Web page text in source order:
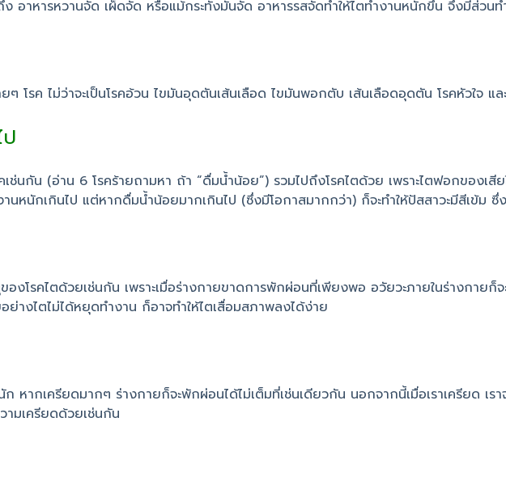
อาหารหวานจัด เผ็ดจัด หรือแม้กระทั่งมันจัด อาหารรสจัดทำให้ไตทำงานหนักขึ้น จึงมีส่วนท
โรค ไม่ว่าจะเป็นโรคอ้วน ไขมันอุดตันเส้นเลือด ไขมันพอกตับ เส้นเลือดอุดตัน โรคหัวใจ แ
ช่นกัน (อ่าน 6 โรคร้ายถามหา ถ้า “ดื่มน้ำน้อย”) รวมไปถึงโรคไตด้วย เพราะไตฟอกของเ
นหนักเกินไป แต่หากดื่มน้ำน้อยมากเกินไป (ซึ่งมีโอกาสมากกว่า) ก็จะทำให้ปัสสาวะมีสีเข้ม ซึ่
องโรคไตด้วยเช่นกัน เพราะเมื่อร่างกายขาดการพักผ่อนที่เพียงพอ อวัยวะภายในร่างกาย
างไตไม่ได้หยุดทำงาน ก็อาจทำให้ไตเสื่อมสภาพลงได้ง่าย
ากเครียดมากๆ ร่างกายก็จะพักผ่อนได้ไม่เต็มที่เช่นเดียวกัน นอกจากนี้เมื่อเราเครียด เรา
ามเครียดด้วยเช่นกัน